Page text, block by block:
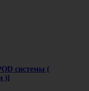
системы (
)]